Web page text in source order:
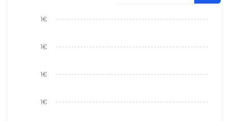
1€
1€
1€
1€